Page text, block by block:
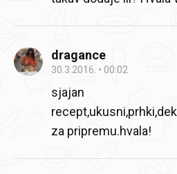
dragance
30.3.2016. 00:02
sjajan
za pripremu.hvala!